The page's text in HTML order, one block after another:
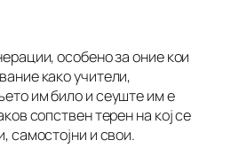
особено за оние кои
како учители,
им било и сеуште им е
сопствен терен на кој се
самостојни и свои.